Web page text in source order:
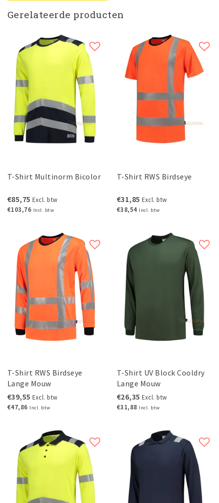
Gerelateerde producten
T-Shirt Multinorm Bicolor
€85,75 Excl. btw
€103,76 Incl. btw
T-Shirt RWS Birdseye
€31,85 Excl. btw
€38,54 Incl. btw
T-Shirt RWS Birdseye
Lange Mouw
€39,55 Excl. btw
€47,86 Incl. btw
T-Shirt UV Block Cooldry
Lange Mouw
€26,35 Excl. btw
€31,88 Incl. btw